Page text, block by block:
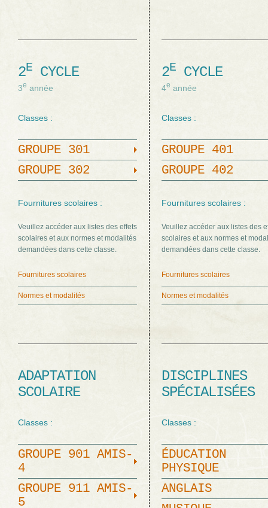
2E CYCLE
3e année
Classes :
GROUPE 301
GROUPE 302
Fournitures scolaires :
Veuillez accéder aux listes des effets
scolaires et aux normes et modalités
demandées dans cette classe.
Fournitures scolaires
Normes et modalités
2E CYCLE
4e année
Classes :
GROUPE 401
GROUPE 402
Fournitures scolaires :
Veuillez accéder aux listes des
scolaires et aux normes et
demandées dans cette classe.
Fournitures scolaires
Normes et modalités
ADAPTATION
SCOLAIRE
Classes :
GROUPE 901 AMIS-
4
GROUPE 911 AMIS-
5
DISCIPLINES
SPÉCIALISÉES
Classes :
ÉDUCATION
PHYSIQUE
ANGLAIS